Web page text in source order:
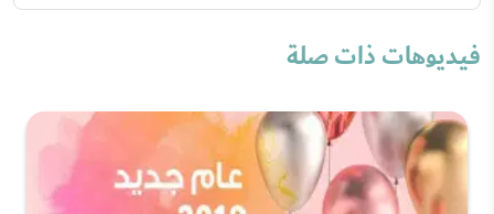
فيديوهات ذات صلة